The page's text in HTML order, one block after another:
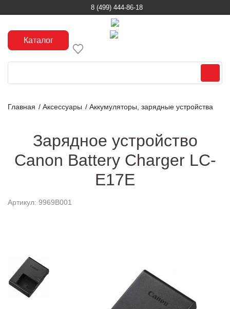
8 (499) 444-86-18
Каталог
Главная / Аксессуары / Аккумуляторы, зарядные устройства
Зарядное устройство
Canon Battery Charger LC-
E17E
Артикул: 9969B001